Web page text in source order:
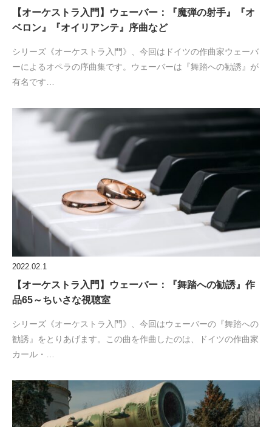
【オーケストラ入門】ウェーバー：『魔弾の射手』『オ
ベロン』『オイリアンテ』序曲など
シリーズ《オーケストラ入門》、今回はドイツの作曲家ウェーバ
ーによるオペラの序曲集です。ウェーバーは『舞踏への勧誘』が
有名です…
2022.02.1
【オーケストラ入門】ウェーバー：『舞踏への勧誘』作
品65～ちいさな視聴室
シリーズ《オーケストラ入門》、今回はウェーバーの『舞踏への
勧誘』をとりあげます。この曲を作曲したのは、ドイツの作曲家
カール・…